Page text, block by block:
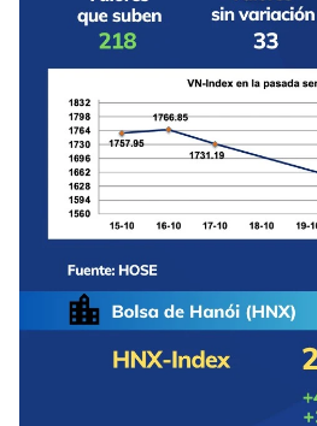
TIẾNG VIỆT
ENGLISH
中文
FRANÇAIS
РУССКИЙ